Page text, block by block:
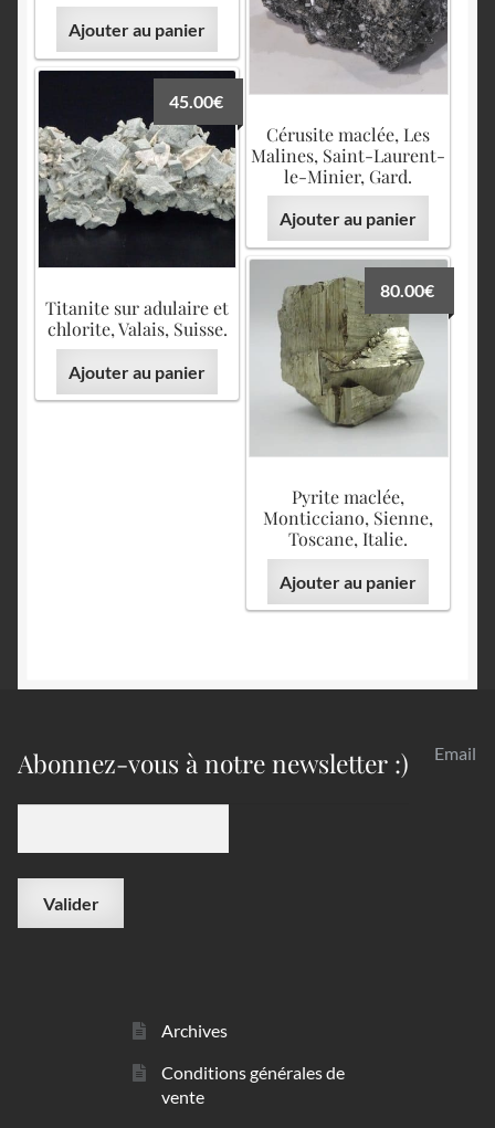
Ajouter au panier
Cérusite maclée, Les
Malines, Saint-Laurent-
le-Minier, Gard.
Ajouter au panier
Titanite sur adulaire et
chlorite, Valais, Suisse.
45.00€
Ajouter au panier
Pyrite maclée,
Monticciano, Sienne,
Toscane, Italie.
80.00€
Ajouter au panier
Abonnez-vous à notre newsletter :) Email
Archives
Conditions générales de
vente